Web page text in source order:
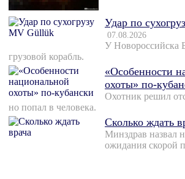
Удар по
07.08.2026
У Новороссийска
грузовой корабль.
«Особенности
охоты» по-
Охотник решил
но попал в человека.
Сколько ждать
Минздрав назвал
ожидания скорой